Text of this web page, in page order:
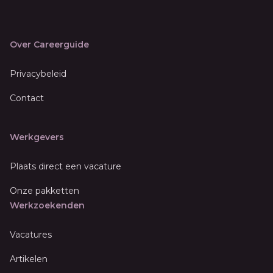
Over Careerguide
Privacybeleid
Contact
Werkgevers
Plaats direct een vacature
Onze pakketten
Werkzoekenden
Vacatures
Artikelen